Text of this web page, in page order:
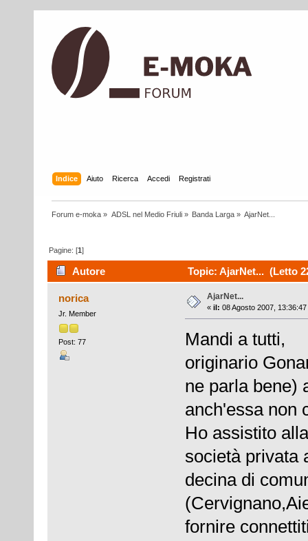
Indice Aiuto Ricerca Accedi Registrati
Forum e-moka » ADSL nel Medio Friuli» Banda Larga» AjarNet...
Pagine: [1]
Autore Topic: AjarNet... (Letto
norica
Jr. Member
Post: 77
AjarNet...
« il: 08 Agosto 2007, 13:36:47
Mandi a tutti,
originario
ne parla bene)
anch'essa non
Ho assistito
società privata
decina di
fornire